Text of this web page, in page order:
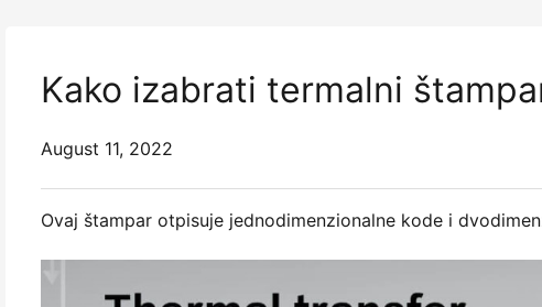
Kako izabrati termalni
August 11, 2022
Ovaj štampar otpisuje jednodimenzionalne kode i